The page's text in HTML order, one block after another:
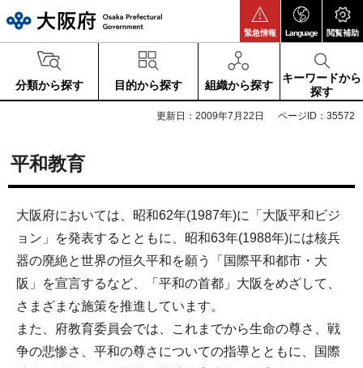
緊急情報 Language 閲覧補助
分類から探す 目的から探す 組織から探す
キーワードから
探す
更新日：2009年7月22日 ページID：35572
平和教育
大阪府においては、昭和62年(1987年)に「大阪平和ビジ
ョン」を発表するとともに、昭和63年(1988年)には核兵
器の廃絶と世界の恒久平和を願う「国際平和都市・大
阪」を宣言するなど、「平和の首都」大阪をめざして、
さまざまな施策を推進しています。
また、府教育委員会では、これまでから生命の尊さ、戦
争の悲惨さ、平和の尊さについての指導とともに、国際